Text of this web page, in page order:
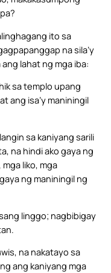
ito sa
na sila’y
lahat ng mga iba:
sa templo upang
ang isa’y maniningil
sa kaniyang sarili
na hindi ako gaya ng
liko, mga
ng maniningil ng
linggo; nagbibigay
na nakatayo sa
ang kaniyang mga